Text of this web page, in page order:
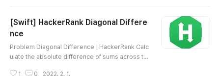
[Swift] HackerRank Diagonal Differe
nce
Problem Diagonal Difference | HackerRank Calc
ulate the absolute difference of sums across th
1 0 2022. 2. 1.